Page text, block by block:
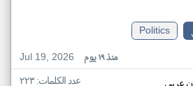
Politics
Jul 19, 2026
منذ ١٩ يوم
عربي عدد الكلمات: ٢٢٣